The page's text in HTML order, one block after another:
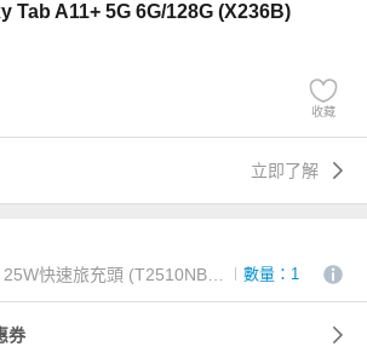
Tab A11+ 5G 6G/128G (X236B)
收藏
立即了解
SAMSUNG 25W快速旅充頭 (T2510NB) 黑
數量：1
券